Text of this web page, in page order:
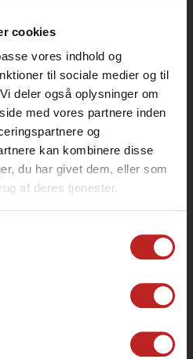
cookies
vores indhold og
til sociale medier og til
deler også oplysninger om
med vores partnere inden
og
kan kombinere disse
du har givet dem, eller som
af deres tjenester.